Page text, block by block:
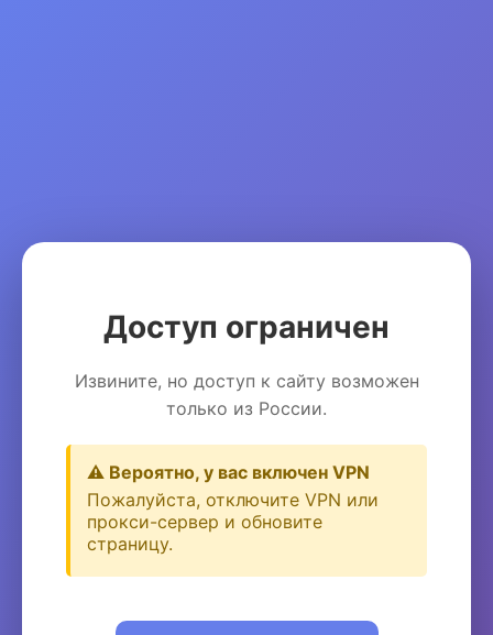
Доступ ограничен
Извините, но доступ к сайту возможен
только из России.
⚠️ Вероятно, у вас включен VPN
Пожалуйста, отключите VPN или
прокси-сервер и обновите
страницу.